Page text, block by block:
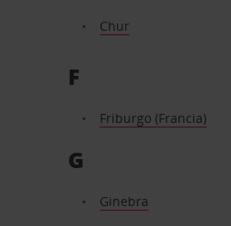
Chur
F
Friburgo (Francia)
G
Ginebra